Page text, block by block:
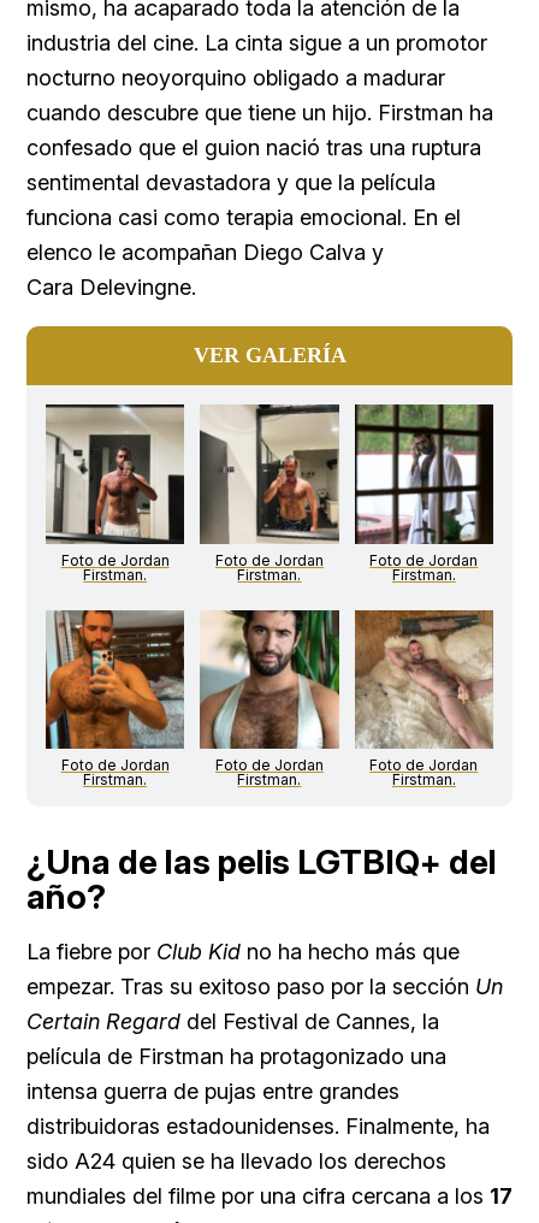
mismo, ha acaparado toda la atención de la
industria del cine. La cinta sigue a un promotor
nocturno neoyorquino obligado a madurar
cuando descubre que tiene un hijo. Firstman ha
confesado que el guion nació tras una ruptura
sentimental devastadora y que la película
funciona casi como terapia emocional. En el
elenco le acompañan Diego Calva y
Cara Delevingne.
VER GALERÍA
Foto de Jordan
Firstman.
Foto de Jordan
Firstman.
Foto de Jordan
Firstman.
Foto de Jordan
Firstman.
Foto de Jordan
Firstman.
Foto de Jordan
Firstman.
¿Una de las pelis LGTBIQ+ del
año?
La fiebre por Club Kid no ha hecho más que
empezar. Tras su exitoso paso por la sección Un
Certain Regard del Festival de Cannes, la
película de Firstman ha protagonizado una
intensa guerra de pujas entre grandes
distribuidoras estadounidenses. Finalmente, ha
sido A24 quien se ha llevado los derechos
mundiales del filme por una cifra cercana a los 17